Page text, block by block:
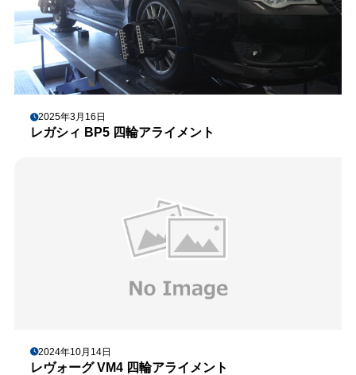
2025年3月16日
レガシィ BP5 四輪アライメント
2024年10月14日
レヴォーグ VM4 四輪アライメント